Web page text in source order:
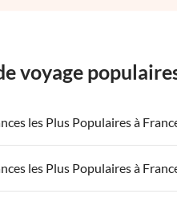
voyage
les Plus Populaires à
à France
à Côte atlantique
les Plus Populaires à